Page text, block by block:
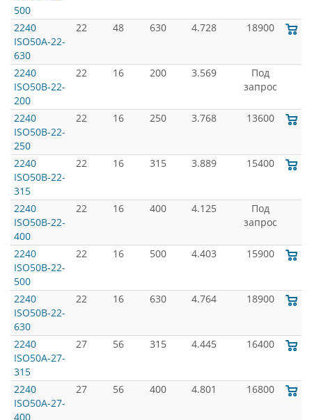
500
2240
ISO50A-22-
630
22 48 630 4.728 18900
2240
ISO50B-22-
200
22 16 200 3.569
Под
запрос
2240
ISO50B-22-
250
22 16 250 3.768 13600
2240
ISO50B-22-
315
22 16 315 3.889 15400
2240
ISO50B-22-
400
22 16 400 4.125
Под
запрос
2240
ISO50B-22-
500
22 16 500 4.403 15900
2240
ISO50B-22-
630
22 16 630 4.764 18900
2240
ISO50A-27-
315
27 56 315 4.445 16400
2240
ISO50A-27-
400
27 56 400 4.801 16800